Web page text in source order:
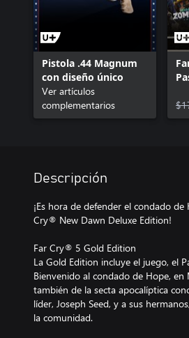
Pistola .44 Magnum
con diseño único
Ver artículos
complementarios
Descripción
¡Es hora de defender el condado
Cry® New Dawn Deluxe Edition!
Far Cry® 5 Gold Edition
La Gold Edition incluye el juego, el
Bienvenido al condado de Hope,
también de la secta apocalíptica
líder, Joseph Seed, y a sus
la comunidad.